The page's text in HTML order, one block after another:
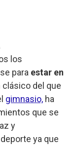
los
para estar en
clásico del que
gimnasio, ha
que se
y
ya que